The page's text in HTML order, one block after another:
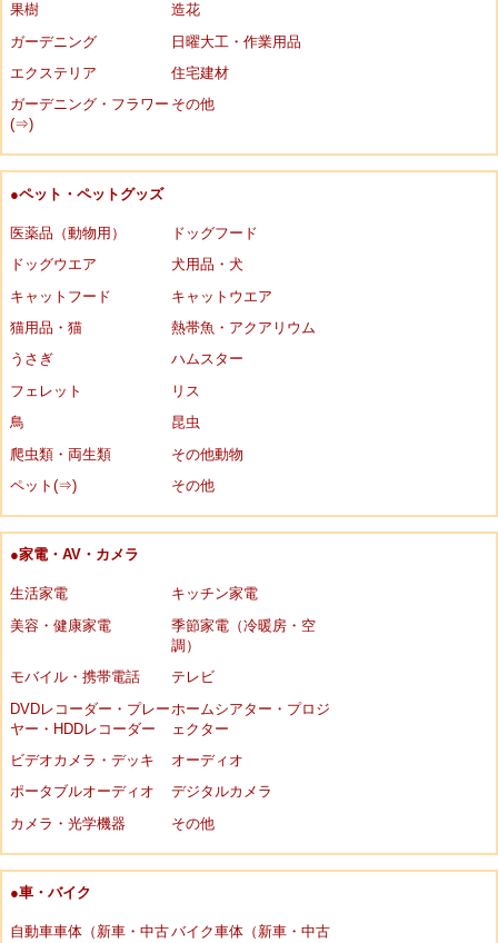
果樹
造花
ガーデニング
日曜大工・作業用品
エクステリア
住宅建材
ガーデニング・フラワー
(⇒)
その他
●ペット・ペットグッズ
医薬品（動物用）
ドッグフード
ドッグウエア
犬用品・犬
キャットフード
キャットウエア
猫用品・猫
熱帯魚・アクアリウム
うさぎ
ハムスター
フェレット
リス
鳥
昆虫
爬虫類・両生類
その他動物
ペット(⇒)
その他
●家電・AV・カメラ
生活家電
キッチン家電
美容・健康家電
季節家電（冷暖房・空
調）
モバイル・携帯電話
テレビ
DVDレコーダー・プレー
ヤー・HDDレコーダー
ホームシアター・プロジ
ェクター
ビデオカメラ・デッキ
オーディオ
ポータブルオーディオ
デジタルカメラ
カメラ・光学機器
その他
●車・バイク
自動車車体（新車・中古バイク車体（新車・中古